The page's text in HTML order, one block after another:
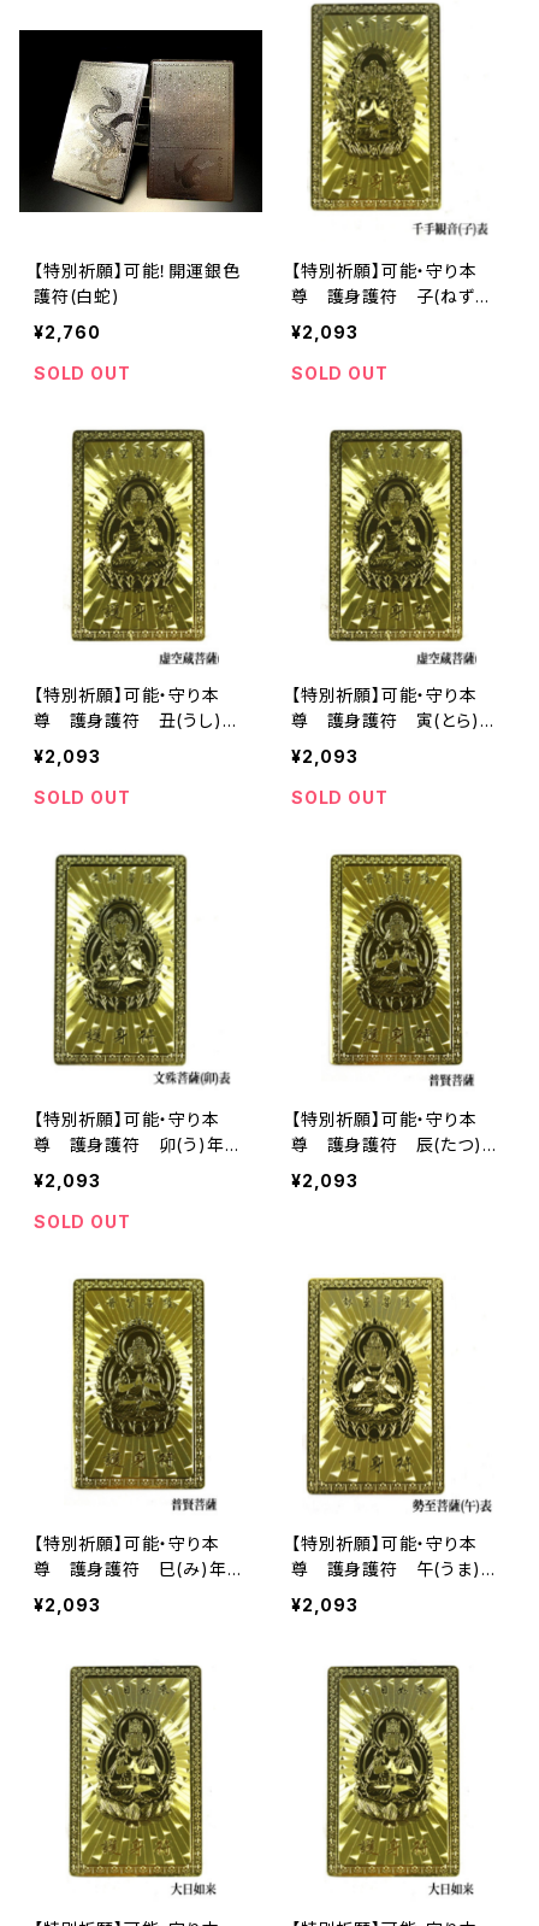
【特別祈願】可能！開運銀色
護符(白蛇)
¥2,760
SOLD OUT
【特別祈願】可能・守り本
尊 護身護符 子(ねずみ)
年 千手千眼観自在菩薩
お守り 護符 ご利益【お届ま
で3〜10日】
¥2,093
SOLD OUT
【特別祈願】可能・守り本
尊 護身護符 丑(うし)
年 虚空蔵菩薩 お守り 護
符 ご利益
¥2,093
SOLD OUT
【特別祈願】可能・守り本
尊 護身護符 寅(とら)
年 虚空蔵菩薩 お守り 護
符 ご利益
¥2,093
SOLD OUT
【特別祈願】可能・守り本
尊 護身護符 卯(う)年
文殊菩薩 お守り 護符 ご利
益【お届まで3〜10日】
¥2,093
SOLD OUT
【特別祈願】可能・守り本
尊 護身護符 辰(たつ)
年 普賢菩薩 お守り 護符
ご利益
¥2,093
【特別祈願】可能・守り本
尊 護身護符 巳(み)年
普賢菩薩 お守り 護符 ご利
益【お届まで3〜10日】
¥2,093
【特別祈願】可能・守り本
尊 護身護符 午(うま)
年 普賢菩薩 お守り 護符
ご利益【お届まで3〜10日】
¥2,093